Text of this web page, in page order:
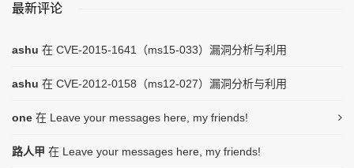
最新评论
ashu 在 CVE-2015-1641（ms15-033）漏洞分析与利用
ashu 在 CVE-2012-0158（ms12-027）漏洞分析与利用
one 在 Leave your messages here, my friends!
路人甲 在 Leave your messages here, my friends!